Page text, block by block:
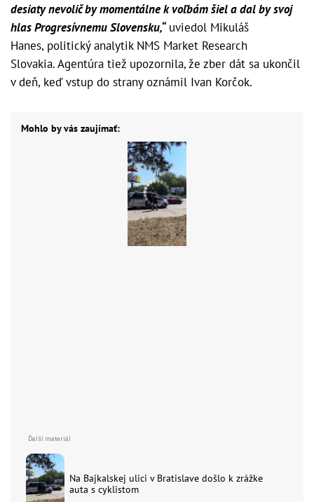
desiaty nevolič by momentálne k voľbám šiel a dal by svoj
hlas Progresívnemu Slovensku,“uviedol Mikuláš
Hanes, politický analytik NMS Market Research
Slovakia. Agentúra tiež upozornila, že zber dát sa ukončil
v deň, keď vstup do strany oznámil Ivan Korčok.
Mohlo by vás zaujímať:
Na Bajkalskej ulici v Bratislave došlo k zrážke
auta s cyklistom